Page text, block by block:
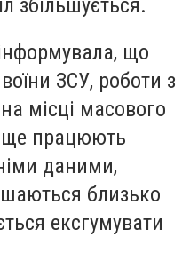
збільшується.
що
ЗСУ, роботи з
місці масового
ще працюють
даними,
близько
ексгумувати